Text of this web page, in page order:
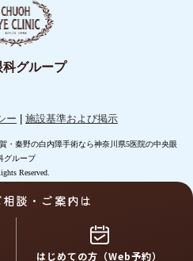
科グループ
ー | 施設基準および掲示
・秦野の白内障手術なら神奈川県5医院の中央眼
グループ
Reserved.
談・ご案内は
はじめての方（Web予約）